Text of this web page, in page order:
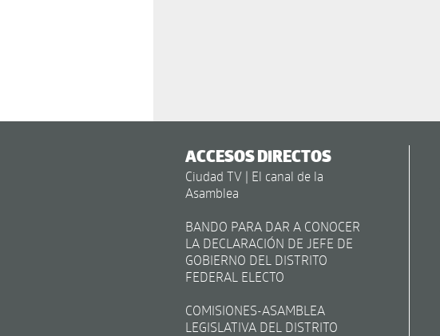
ACCESOS DIRECTOS
Ciudad TV | El canal de la
Asamblea
BANDO PARA DAR A CONOCER
LA DECLARACIÓN DE JEFE DE
GOBIERNO DEL DISTRITO
FEDERAL ELECTO
COMISIONES-ASAMBLEA
LEGISLATIVA DEL DISTRITO